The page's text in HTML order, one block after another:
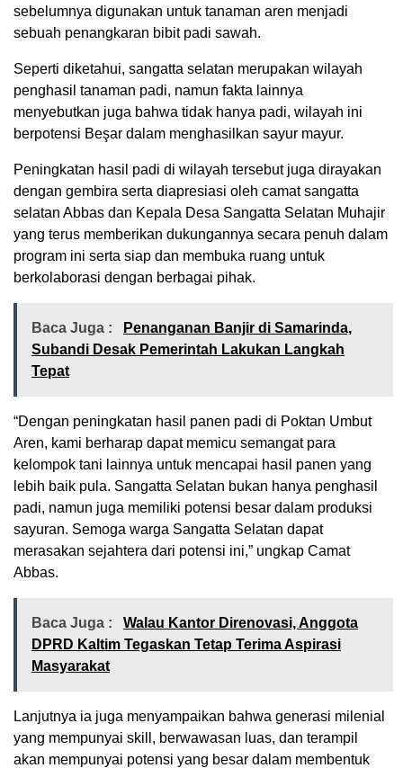
sebelumnya digunakan untuk tanaman aren menjadi
sebuah penangkaran bibit padi sawah.
Seperti diketahui, sangatta selatan merupakan wilayah
penghasil tanaman padi, namun fakta lainnya
menyebutkan juga bahwa tidak hanya padi, wilayah ini
berpotensi Beşar dalam menghasilkan sayur mayur.
Peningkatan hasil padi di wilayah tersebut juga dirayakan
dengan gembira serta diapresiasi oleh camat sangatta
selatan Abbas dan Kepala Desa Sangatta Selatan Muhajir
yang terus memberikan dukungannya secara penuh dalam
program ini serta siap dan membuka ruang untuk
berkolaborasi dengan berbagai pihak.
Baca Juga :
Penanganan Banjir di Samarinda,
Subandi Desak Pemerintah Lakukan Langkah
Tepat
“Dengan peningkatan hasil panen padi di Poktan Umbut
Aren, kami berharap dapat memicu semangat para
kelompok tani lainnya untuk mencapai hasil panen yang
lebih baik pula. Sangatta Selatan bukan hanya penghasil
padi, namun juga memiliki potensi besar dalam produksi
sayuran. Semoga warga Sangatta Selatan dapat
merasakan sejahtera dari potensi ini,” ungkap Camat
Abbas.
Baca Juga :
Walau Kantor Direnovasi, Anggota
DPRD Kaltim Tegaskan Tetap Terima Aspirasi
Masyarakat
Lanjutnya ia juga menyampaikan bahwa generasi milenial
yang mempunyai skill, berwawasan luas, dan terampil
akan mempunyai potensi yang besar dalam membentuk